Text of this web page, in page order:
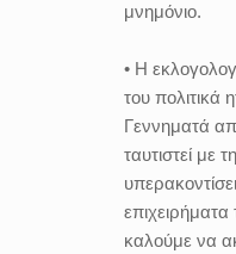
μνημόνιο.
• Η
του πολιτικά
Γεννηματά
ταυτιστεί με
καλούμε να